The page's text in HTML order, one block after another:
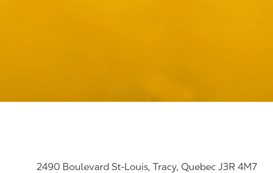
2490 Boulevard St-Louis, Tracy, Quebec J3R 4M7